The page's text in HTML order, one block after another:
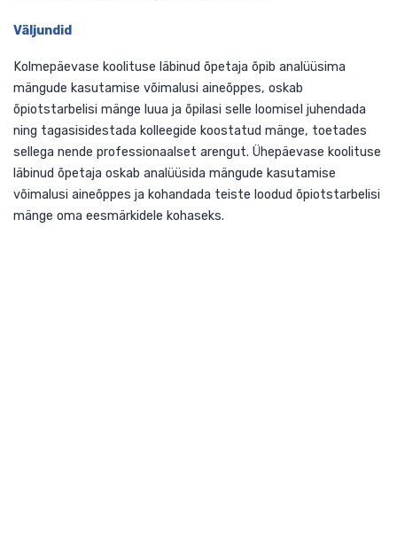
õppeprotsessis eesmärgistatult kasutama.
Väljundid
Kolmepäevase koolituse läbinud õpetaja õpib analüüsima
mängude kasutamise võimalusi aineõppes, oskab
õpiotstarbelisi mänge luua ja õpilasi selle loomisel
ning tagasisidestada kolleegide koostatud mänge,
sellega nende professionaalset arengut. Ühepäevase
läbinud õpetaja oskab analüüsida mängude kasutamise